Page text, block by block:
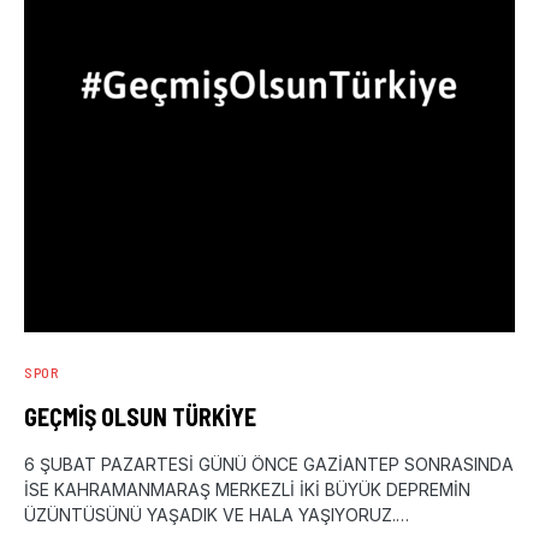
SPOR
GEÇMIŞ OLSUN TÜRKIYE
6 ŞUBAT PAZARTESİ GÜNÜ ÖNCE GAZİANTEP SONRASINDA
İSE KAHRAMANMARAŞ MERKEZLİ İKİ BÜYÜK DEPREMİN
ÜZÜNTÜSÜNÜ YAŞADIK VE HALA YAŞIYORUZ.…